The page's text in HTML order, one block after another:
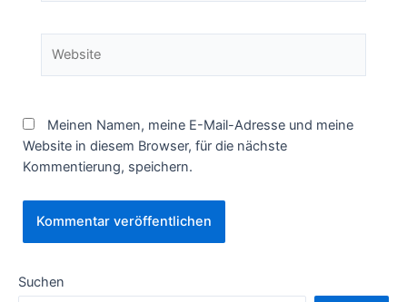
Meinen Namen, meine E-Mail-Adresse und meine
Website in diesem Browser, für die nächste
Kommentierung, speichern.
Suchen